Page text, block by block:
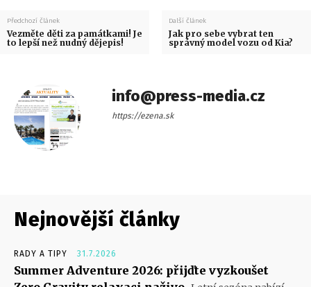
Předchozí článek
Vezměte děti za památkami! Je
to lepší než nudný dějepis!
Další článek
Jak pro sebe vybrat ten
správný model vozu od Kia?
info@press-media.cz
https://ezena.sk
Nejnovější články
RADY A TIPY 31.7.2026
Summer Adventure 2026: přijďte vyzkoušet